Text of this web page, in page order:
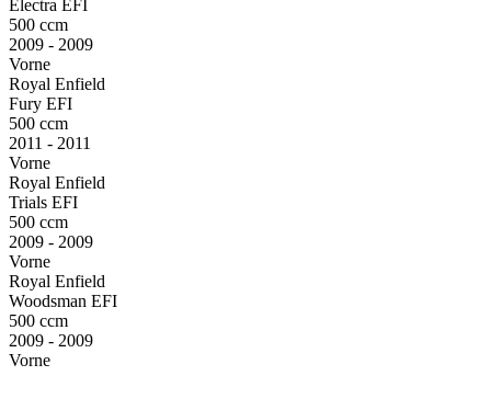
Electra EFI
500 ccm
2009 - 2009
Vorne
Royal Enfield
Fury EFI
500 ccm
2011 - 2011
Vorne
Royal Enfield
Trials EFI
500 ccm
2009 - 2009
Vorne
Royal Enfield
Woodsman EFI
500 ccm
2009 - 2009
Vorne